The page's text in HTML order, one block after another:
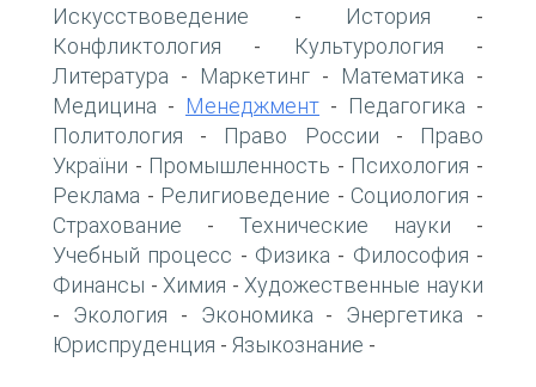
Искусствоведение - История -
Конфликтология - Культурология -
Литература - Маркетинг - Математика -
Медицина - Менеджмент - Педагогика -
Политология - Право России -
Право
України - Промышленность - Психология -
Реклама - Религиоведение - Социология -
Страхование - Технические науки -
Учебный процесс - Физика - Философия -
Финансы - Химия - Художественные науки
- Экология - Экономика - Энергетика -
Юриспруденция - Языкознание -